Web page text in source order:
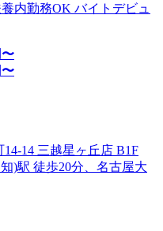
内勤務OK バイトデビュ
〜
〜
14 三越星ヶ丘店 B1F
)駅 徒歩20分、名古屋大